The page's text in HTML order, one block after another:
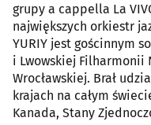
grupy a cappella La
największych orkiestr
YURIY jest gościnnym
i Lwowskiej Filharmonii
Wrocławskiej. Brał
krajach na całym
Kanada, Stany